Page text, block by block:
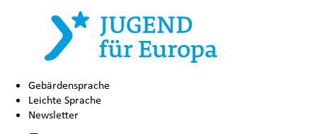
Gebärdensprache
Leichte Sprache
Newsletter